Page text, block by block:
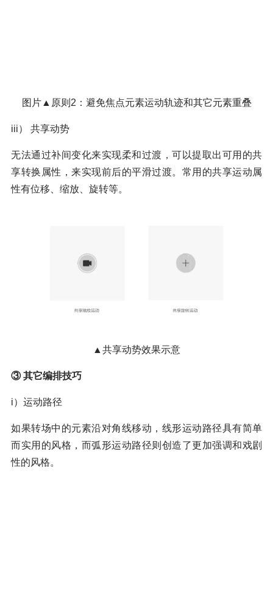
图片▲原则2：避免焦点元素运动轨迹和其它元素重叠
iii） 共享动势
无法通过补间变化来实现柔和过渡，可以提取出可用的共
享转换属性，来实现前后的平滑过渡。常用的共享运动属
性有位移、缩放、旋转等。
▲共享动势效果示意
③ 其它编排技巧
i）运动路径
如果转场中的元素沿对角线移动，线形运动路径具有简单
而实用的风格，而弧形运动路径则创造了更加强调和戏剧
性的风格。